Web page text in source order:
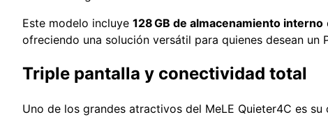
Este modelo incluye 128 GB de almacenamiento interno
ofreciendo una solución versátil para quienes desean
Triple pantalla y conectividad total
Uno de los grandes atractivos del MeLE Quieter4C es